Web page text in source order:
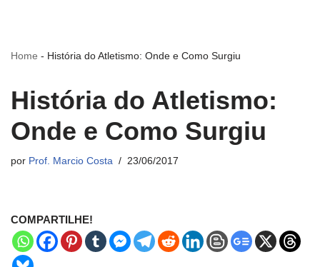
Home - História do Atletismo: Onde e Como Surgiu
História do Atletismo:
Onde e Como Surgiu
por Prof. Marcio Costa 23/06/2017
COMPARTILHE!